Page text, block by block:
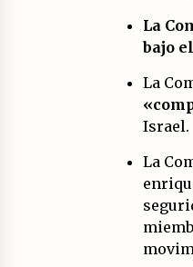
La
bajo
La
Israel.
La